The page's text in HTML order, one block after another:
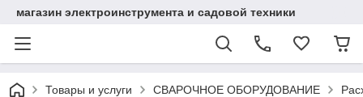
магазин электроинструмента и садовой техники
Товары и услуги СВАРОЧНОЕ ОБОРУДОВАНИЕ